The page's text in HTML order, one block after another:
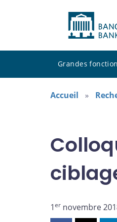
Grandes
Accueil
1er novembre